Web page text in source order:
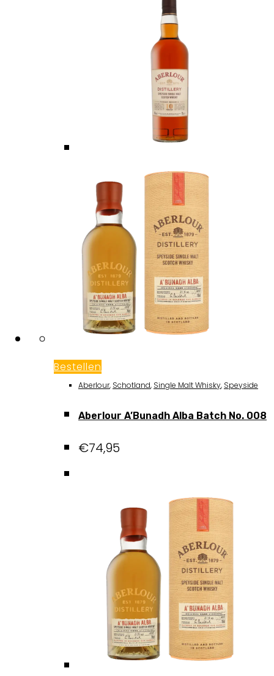
Bestellen
Aberlour, Schotland, Single Malt Whisky, Speyside
Aberlour A’Bunadh Alba Batch No. 008
€74,95